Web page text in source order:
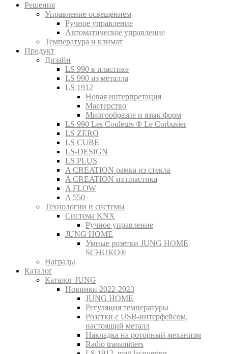
Решения
Управление освещением
Ручное управление
Автоматическое управление
Температура и климат
Продукт
Дизайн
LS 990 в пластике
LS 990 из металла
LS 1912
Новая интерпретация
Мастерство
Многообразие и язык форм
LS 990 Les Couleurs ® Le Corbusier
LS ZERO
LS CUBE
LS-DESIGN
LS PLUS
A CREATION рамка из стекла
A CREATION из пластика
A FLOW
A 550
Технологии и системы
Система KNX
Ручное управление
JUNG HOME
Умные розетки JUNG HOME
SCHUKO®
Награды
Каталог
Каталог JUNG
Новинки 2022-2023
JUNG HOME
Регуляция температуры
Розетки с USB-интерфейсом,
настоящий металл
Накладка на роторный механизм
Radio transmitters